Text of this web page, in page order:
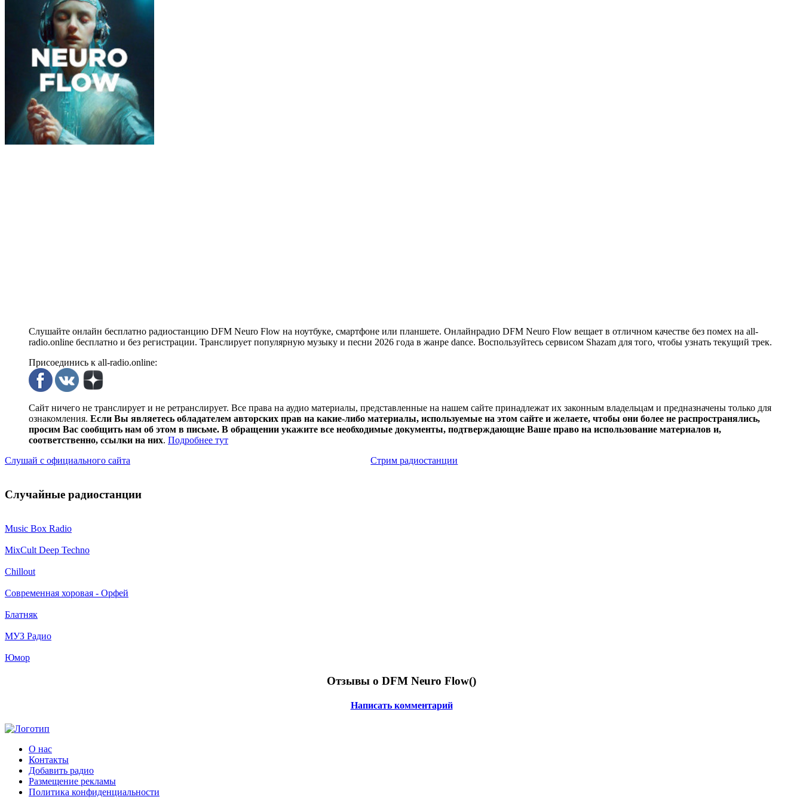
Слушайте онлайн бесплатно радиостанцию DFM Neuro Flow на ноутбуке, смартфоне или планшете. Онлайнрадио DFM Neuro Flow вещает в отличном качестве без помех на all-
radio.online бесплатно и без регистрации. Транслирует популярную музыку и песни 2026 года в жанре dance. Воспользуйтесь сервисом Shazam для того, чтобы узнать текущий трек.
Присоединись к all-radio.online:
Сайт ничего не транслирует и не ретранслирует. Все права на аудио материалы, представленные на нашем сайте принадлежат их законным владельцам и предназначены только для
ознакомления. Если Вы являетесь обладателем авторских прав на какие-либо материалы, используемые на этом сайте и желаете, чтобы они более не распространялись,
просим Вас сообщить нам об этом в письме. В обращении укажите все необходимые документы, подтверждающие Ваше право на использование материалов и,
соответственно, ссылки на них. Подробнее тут
Слушай с официального сайта
Стрим радиостанции
Случайные радиостанции
Music Box Radio
MixCult Deep Techno
Chillout
Современная хоровая - Орфей
Блатняк
МУЗ Радио
Юмор
Отзывы о DFM Neuro Flow()
Написать комментарий
О нас
Контакты
Добавить радио
Размещение рекламы
Политика конфиденциальности